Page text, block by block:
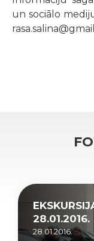
un sociālo
28.01.2016.
28.01.2016.